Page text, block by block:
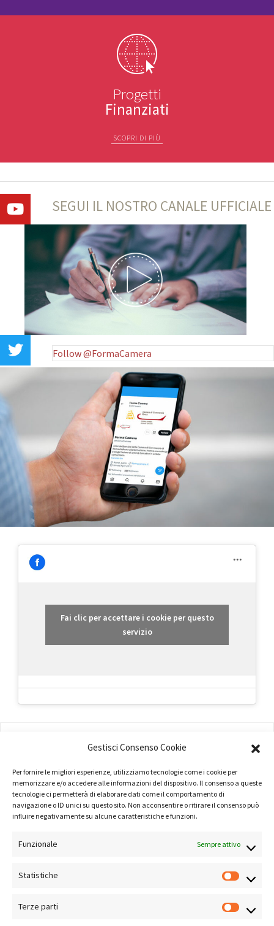
Gestisci Consenso Cookie
Per fornire le migliori esperienze, utilizziamo tecnologie come i cookie per
memorizzare e/o accedere alle informazioni del dispositivo. Il consenso a queste
tecnologie ci permetterà di elaborare dati come il comportamento di
navigazione o ID unici su questo sito. Non acconsentire o ritirare il consenso può
influire negativamente su alcune caratteristiche e funzioni.
Funzionale Sempre attivo
Statistiche
Terze parti
Progetti
Finanziati
SCOPRI DI PIÙ
SEGUI IL NOSTRO CANALE UFFICIALE
Follow @FormaCamera
Fai clic per accettare i cookie per questo
servizio
TERMINI E CONDIZIONI
PRIVACY POLICY